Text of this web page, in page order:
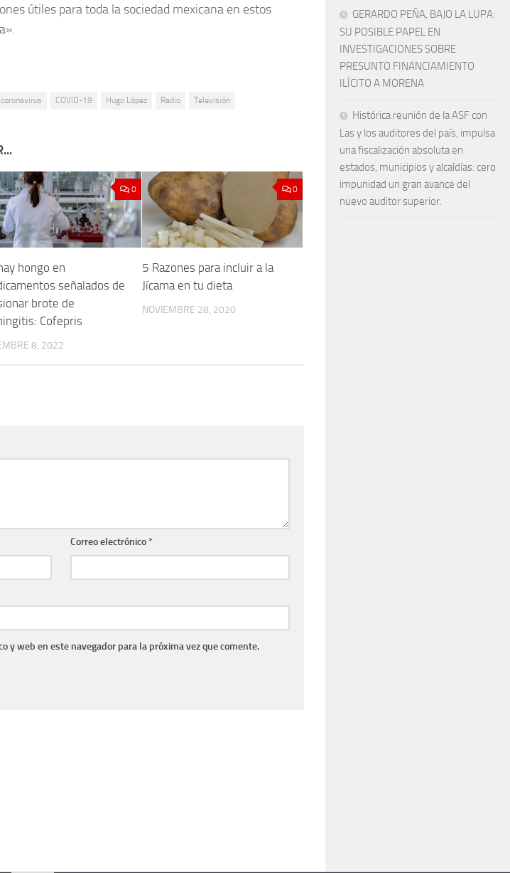
útiles para toda la sociedad mexicana en estos
coronavirus COVID-19 Hugo López Radio Televisión
0
hongo en
señalados de
brote de
Cofepris
8, 2022
0
5 Razones para incluir a la
Jícama en tu dieta
NOVIEMBRE 28, 2020
Correo electrónico*
y web en este navegador para la próxima vez que comente.
GERARDO PEÑA, BAJO LA LUPA:
SU POSIBLE PAPEL EN
INVESTIGACIONES SOBRE
PRESUNTO FINANCIAMIENTO
ILÍCITO A MORENA
Histórica reunión de la ASF con
Las y los auditores del país, impulsa
una fiscalización absoluta en
estados, municipios y alcaldías: cero
impunidad un gran avance del
nuevo auditor superior.